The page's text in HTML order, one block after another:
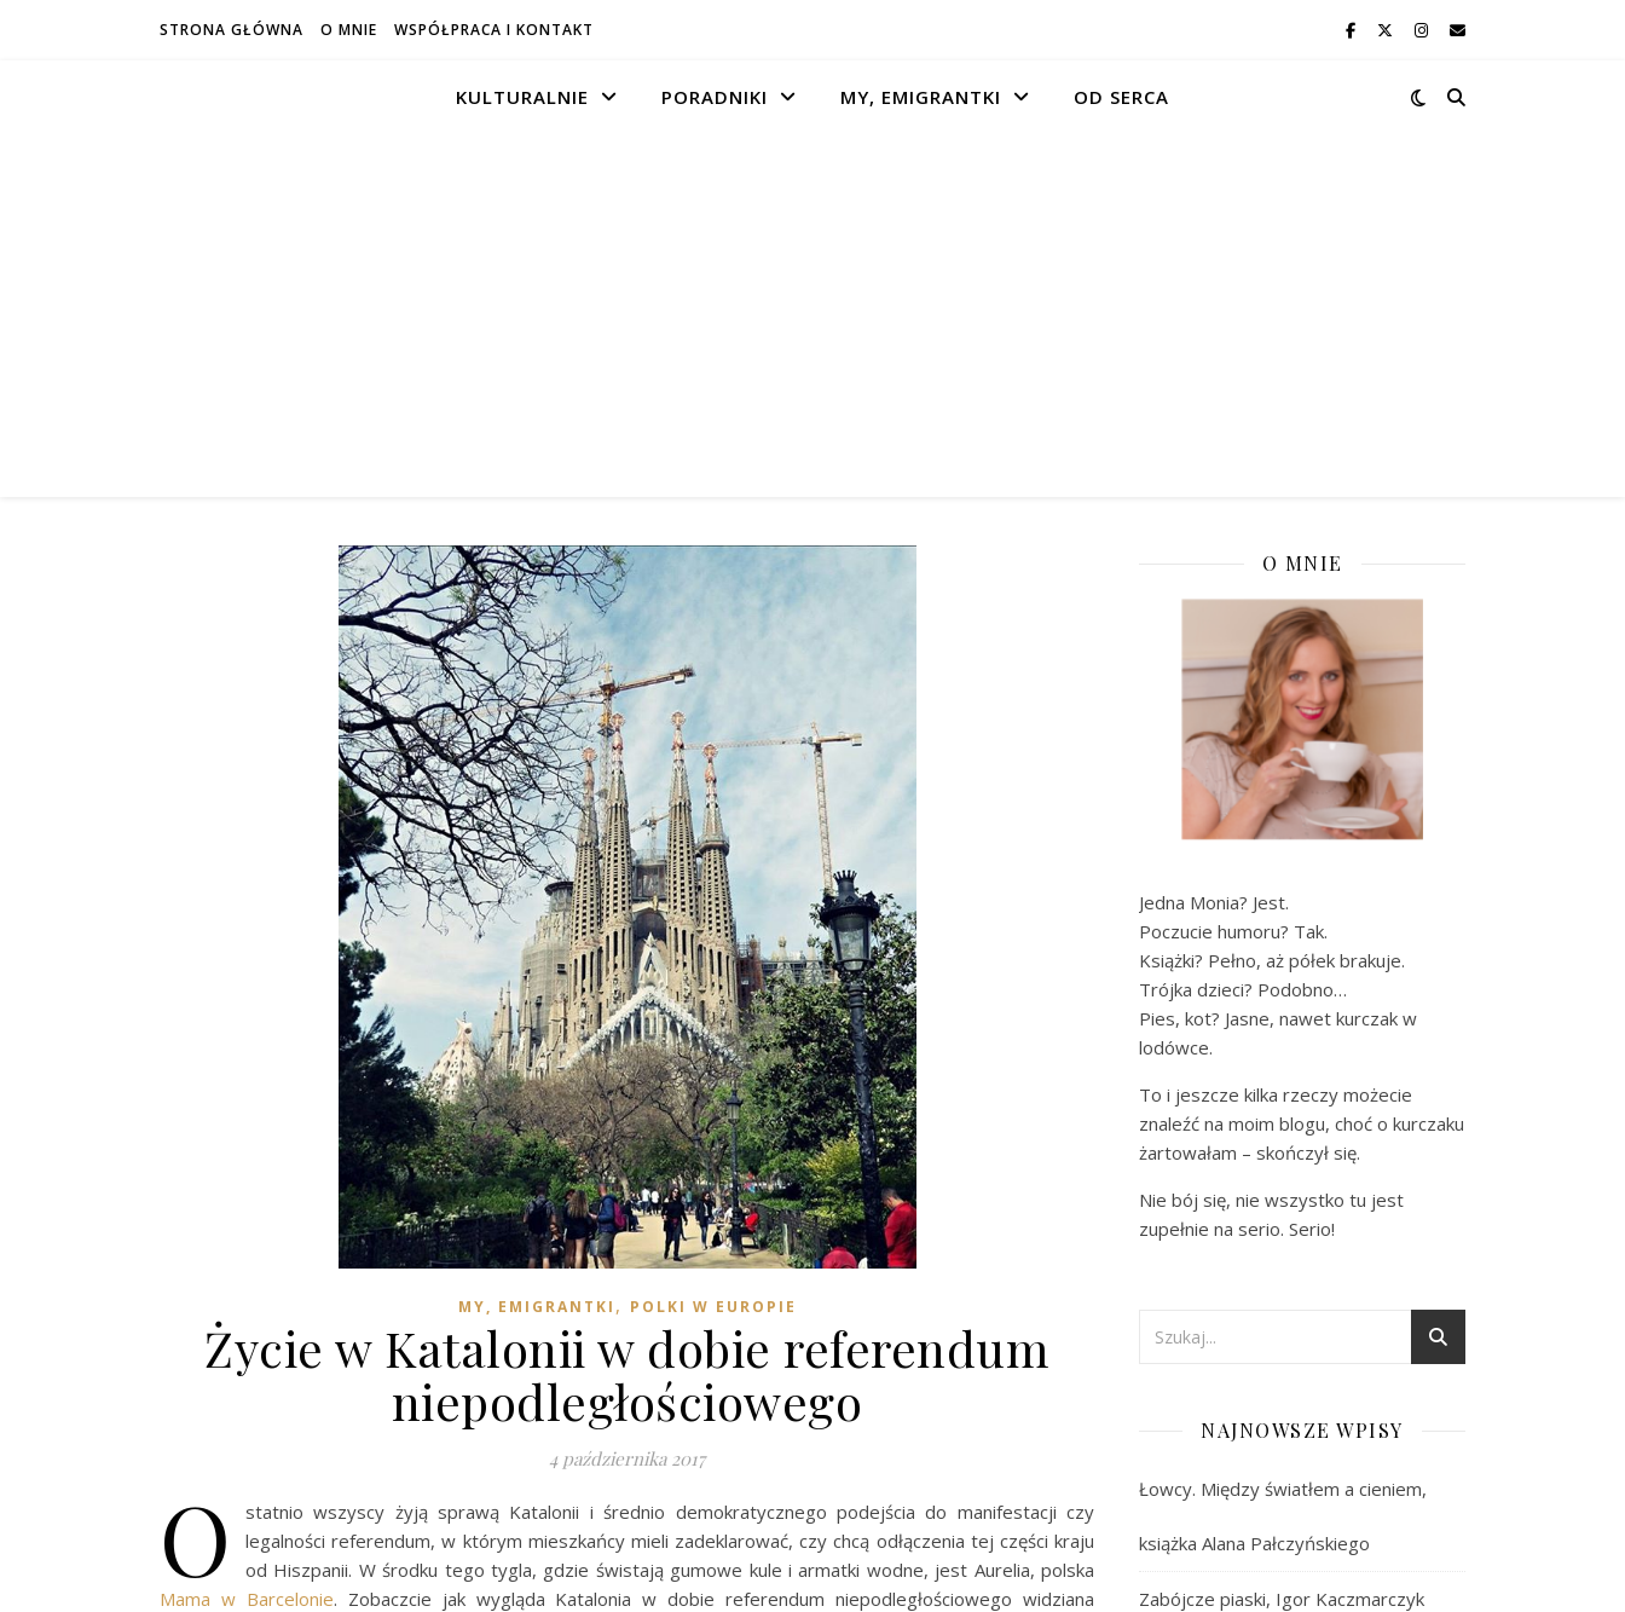
STRONA GŁÓWNA O MNIE WSPÓŁPRACA I KONTAKT
KULTURALNIE PORADNIKI MY, EMIGRANTKI OD SERCA
MY, EMIGRANTKI , POLKI W EUROPIE
Życie w Katalonii w dobie referendum
niepodległościowego
4 października 2017
O
statnio wszyscy żyją sprawą Katalonii i średnio demokratycznego podejścia do manifestacji czy
legalności referendum, w którym mieszkańcy mieli zadeklarować, czy chcą odłączenia tej części kraju
od Hiszpanii. W środku tego tygla, gdzie świstają gumowe kule i armatki wodne, jest Aurelia, polska
Mama w Barcelonie. Zobaczcie jak wygląda Katalonia w dobie referendum niepodległościowego widziana
O MNIE
Jedna Monia? Jest.
Poczucie humoru? Tak.
Książki? Pełno, aż półek brakuje.
Trójka dzieci? Podobno…
Pies, kot? Jasne, nawet kurczak w
lodówce.
To i jeszcze kilka rzeczy możecie
znaleźć na moim blogu, choć o kurczaku
żartowałam – skończył się.
Nie bój się, nie wszystko tu jest
zupełnie na serio. Serio!
NAJNOWSZE WPISY
Łowcy. Między światłem a cieniem,
książka Alana Pałczyńskiego
Zabójcze piaski, Igor Kaczmarczyk